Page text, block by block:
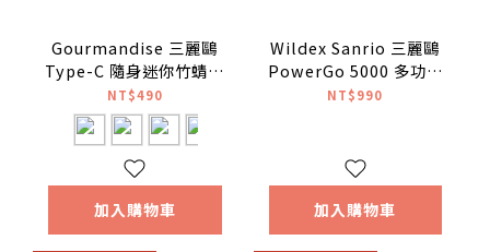
Gourmandise 三麗鷗
Type-C 隨身迷你竹蜻蜓
涼風扇 日本國內版
NT$490
加入購物車
Wildex Sanrio 三麗鷗
PowerGo 5000 多功能
行動電源 Type-C 酷洛米
NT$990
加入購物車